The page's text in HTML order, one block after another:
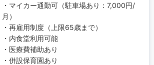
・マイカー通勤可（駐車場あり：7,000円/
月）
・再雇用制度（上限65歳まで）
・内食堂利用可能
・医療費補助あり
・併設保育園あり